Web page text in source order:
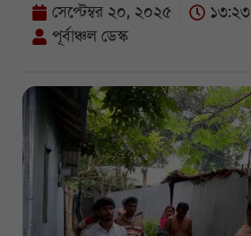
সেপ্টেম্বর ২০, ২০২৫
১৩:২৩
পূর্বাঞ্চল ডেস্ক